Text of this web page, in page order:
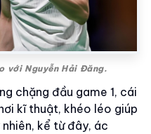
với Nguyễn Hải Đăng.
chặng đầu game 1, cái
kĩ thuật, khéo léo giúp
kể từ đây, ác